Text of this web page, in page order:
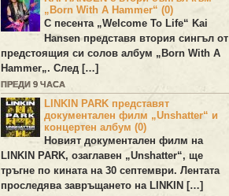
„Born With A Hammer“ (0)
С песента „Welcome To Life“ Kai
Hansenпредставя втория сингъл от
предстоящия си солов албум „ Born With A
Hammer„. След […]
ПРЕДИ 9 ЧАСА
LINKIN PARK представят
документален филм „Unshatter“ и
концертен албум (0)
Новият документален филм на
LINKIN PARK, озаглавен „Unshatter“, ще
тръгне по кината на 30 септември. Лентата
проследява завръщането наLINKIN […]